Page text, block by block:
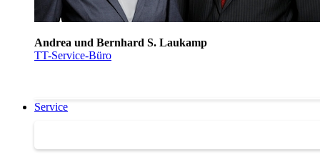
Andrea und Bernhard S. Laukamp
TT-Service-Büro
Service